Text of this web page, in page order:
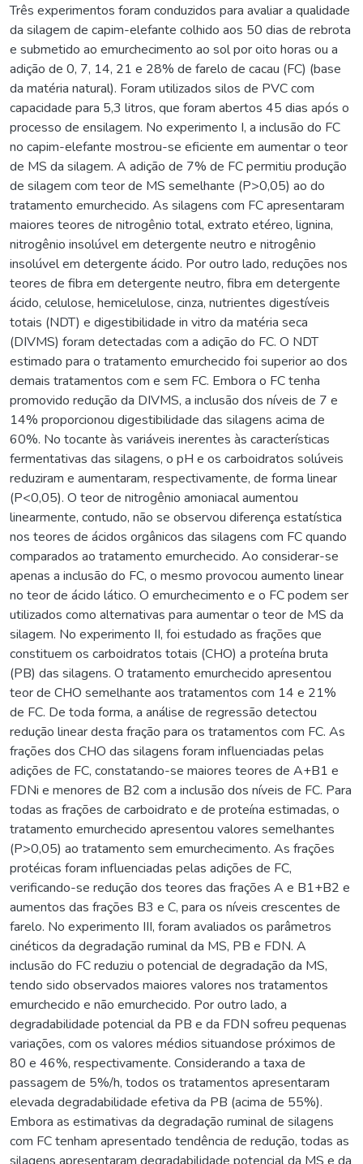
Três experimentos foram conduzidos para avaliar a qualidade
da silagem de capim-elefante colhido aos 50 dias de rebrota
e submetido ao emurchecimento ao sol por oito horas ou a
adição de 0, 7, 14, 21 e 28% de farelo de cacau (FC) (base
da matéria natural). Foram utilizados silos de PVC com
capacidade para 5,3 litros, que foram abertos 45 dias após o
processo de ensilagem. No experimento I, a inclusão do FC
no capim-elefante mostrou-se eficiente em aumentar o teor
de MS da silagem. A adição de 7% de FC permitiu produção
de silagem com teor de MS semelhante (P>0,05) ao do
tratamento emurchecido. As silagens com FC apresentaram
maiores teores de nitrogênio total, extrato etéreo, lignina,
nitrogênio insolúvel em detergente neutro e nitrogênio
insolúvel em detergente ácido. Por outro lado, reduções nos
teores de fibra em detergente neutro, fibra em detergente
ácido, celulose, hemicelulose, cinza, nutrientes digestíveis
totais (NDT) e digestibilidade in vitro da matéria seca
(DIVMS) foram detectadas com a adição do FC. O NDT
estimado para o tratamento emurchecido foi superior ao dos
demais tratamentos com e sem FC. Embora o FC tenha
promovido redução da DIVMS, a inclusão dos níveis de 7 e
14% proporcionou digestibilidade das silagens acima de
60%. No tocante às variáveis inerentes às características
fermentativas das silagens, o pH e os carboidratos solúveis
reduziram e aumentaram, respectivamente, de forma linear
(P<0,05). O teor de nitrogênio amoniacal aumentou
linearmente, contudo, não se observou diferença estatística
nos teores de ácidos orgânicos das silagens com FC quando
comparados ao tratamento emurchecido. Ao considerar-se
apenas a inclusão do FC, o mesmo provocou aumento linear
no teor de ácido lático. O emurchecimento e o FC podem ser
utilizados como alternativas para aumentar o teor de MS da
silagem. No experimento II, foi estudado as frações que
constituem os carboidratos totais (CHO) a proteína bruta
(PB) das silagens. O tratamento emurchecido apresentou
teor de CHO semelhante aos tratamentos com 14 e 21%
de FC. De toda forma, a análise de regressão detectou
redução linear desta fração para os tratamentos com FC. As
frações dos CHO das silagens foram influenciadas pelas
adições de FC, constatando-se maiores teores de A+B1 e
FDNi e menores de B2 com a inclusão dos níveis de FC. Para
todas as frações de carboidrato e de proteína estimadas, o
tratamento emurchecido apresentou valores semelhantes
(P>0,05) ao tratamento sem emurchecimento. As frações
protéicas foram influenciadas pelas adições de FC,
verificando-se redução dos teores das frações A e B1+B2 e
aumentos das frações B3 e C, para os níveis crescentes de
farelo. No experimento III, foram avaliados os parâmetros
cinéticos da degradação ruminal da MS, PB e FDN. A
inclusão do FC reduziu o potencial de degradação da MS,
tendo sido observados maiores valores nos tratamentos
emurchecido e não emurchecido. Por outro lado, a
degradabilidade potencial da PB e da FDN sofreu pequenas
variações, com os valores médios situandose próximos de
80 e 46%, respectivamente. Considerando a taxa de
passagem de 5%/h, todos os tratamentos apresentaram
elevada degradabilidade efetiva da PB (acima de 55%).
Embora as estimativas da degradação ruminal de silagens
com FC tenham apresentado tendência de redução, todas as